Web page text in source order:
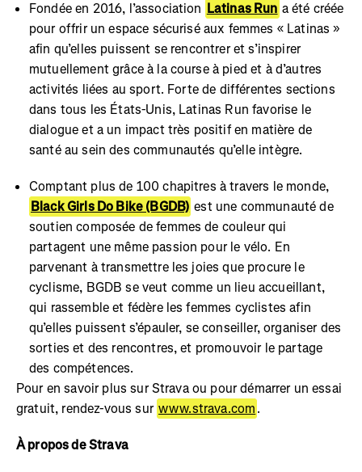
Fondée en 2016, l’association Latinas Run a été créée
pour offrir un espace sécurisé aux femmes « Latinas »
afin qu’elles puissent se rencontrer et s’inspirer
mutuellement grâce à la course à pied et à d’autres
activités liées au sport. Forte de différentes sections
dans tous les États-Unis, Latinas Run favorise le
dialogue et a un impact très positif en matière de
santé au sein des communautés qu’elle intègre.
Comptant plus de 100 chapitres à travers le monde,
Black Girls Do Bike (BGDB) est une communauté de
soutien composée de femmes de couleur qui
partagent une même passion pour le vélo. En
parvenant à transmettre les joies que procure le
cyclisme, BGDB se veut comme un lieu accueillant,
qui rassemble et fédère les femmes cyclistes afin
qu’elles puissent s’épauler, se conseiller, organiser des
sorties et des rencontres, et promouvoir le partage
des compétences.
Pour en savoir plus sur Strava ou pour démarrer un essai
gratuit, rendez-vous sur www.strava.com.
À propos de Strava